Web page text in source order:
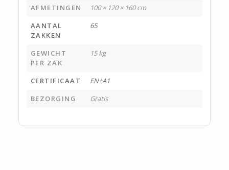
AFMETINGEN
100 × 120 × 160 cm
AANTAL
ZAKKEN
65
GEWICHT
PER ZAK
15 kg
CERTIFICAAT
EN+A1
BEZORGING
Gratis